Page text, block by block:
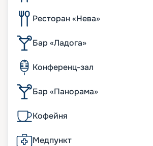
Ресторан «Нева»
Бар «Ладога»
Конференц-зал
Бар «Панорама»
Кофейня
Медпункт